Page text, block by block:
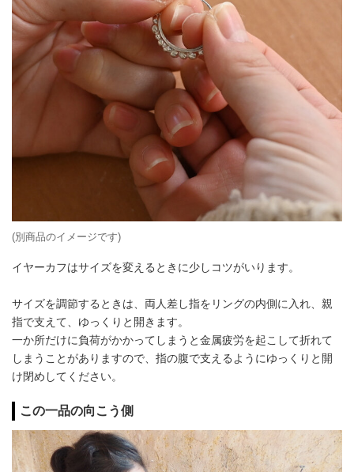
(別商品のイメージです)
イヤーカフはサイズを変えるときに少しコツがいります。
サイズを調節するときは、両人差し指をリングの内側に入れ、親
指で支えて、ゆっくりと開きます。
一か所だけに負荷がかかってしまうと金属疲労を起こして折れて
しまうことがありますので、指の腹で支えるようにゆっくりと開
け閉めしてください。
この一品の向こう側